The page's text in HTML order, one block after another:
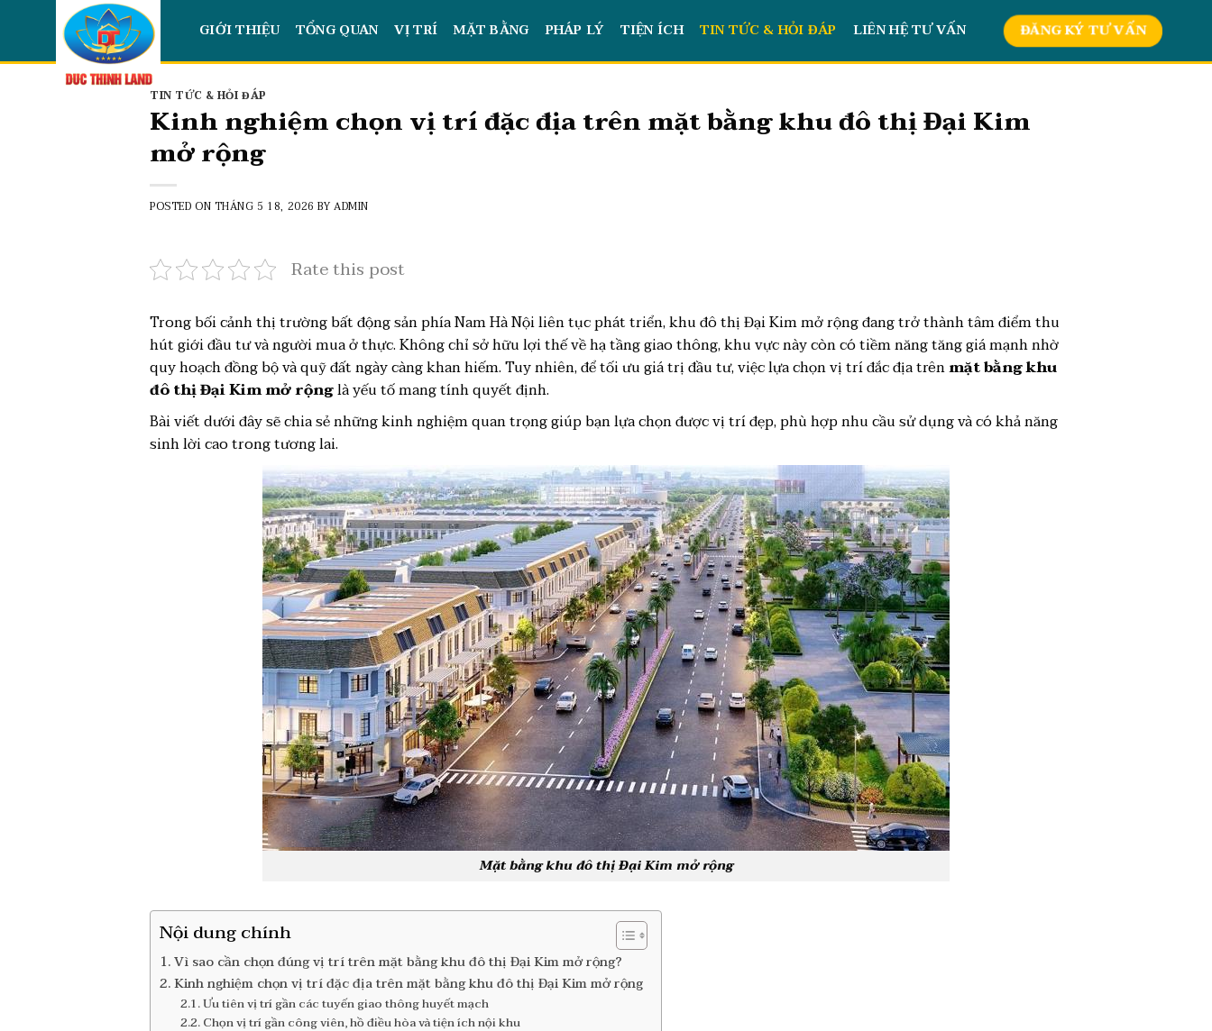
content
GIỚI THIỆU TỔNG QUAN VỊ TRÍ MẶT BẰNG PHÁP LÝ TIỆN ÍCH TIN TỨC & HỎI ĐÁP LIÊN HỆ TƯ VẤN ĐĂNG KÝ TƯ VẤN
TIN TỨC & HỎI ĐÁP
Kinh nghiệm chọn vị trí đặc địa trên mặt bằng khu đô thị Đại Kim
mở rộng
POSTED ON THÁNG 5 18, 2026 BY ADMIN
Rate this post
Trong bối cảnh thị trường bất động sản phía Nam Hà Nội liên tục phát triển, khu đô thị Đại Kim mở rộng đang trở thành tâm điểm thu
hút giới đầu tư và người mua ở thực. Không chỉ sở hữu lợi thế về hạ tầng giao thông, khu vực này còn có tiềm năng tăng giá mạnh nhờ
quy hoạch đồng bộ và quỹ đất ngày càng khan hiếm. Tuy nhiên, để tối ưu giá trị đầu tư, việc lựa chọn vị trí đắc địa trênmặt bằng khu
đô thị Đại Kim mở rộnglà yếu tố mang tính quyết định.
Bài viết dưới đây sẽ chia sẻ những kinh nghiệm quan trọng giúp bạn lựa chọn được vị trí đẹp, phù hợp nhu cầu sử dụng và có khả năng
sinh lời cao trong tương lai.
Mặt bằng khu đô thị Đại Kim mở rộng
Nội dung chính
Vì sao cần chọn đúng vị trí trên mặt bằng khu đô thị Đại Kim mở rộng?
Kinh nghiệm chọn vị trí đặc địa trên mặt bằng khu đô thị Đại Kim mở rộng
Ưu tiên vị trí gần các tuyến giao thông huyết mạch
Chọn vị trí gần công viên, hồ điều hòa và tiện ích nội khu